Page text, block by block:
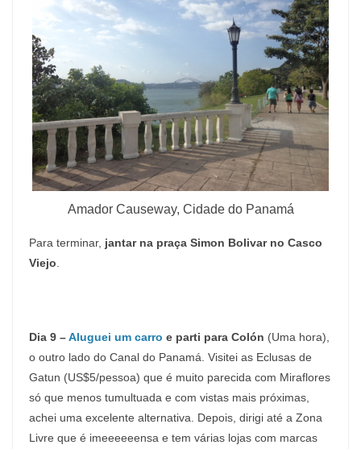
Amador Causeway, Cidade do Panamá
Para terminar, jantar na praça Simon Bolivar no Casco
Viejo
Dia 9 –Aluguei um carro e parti para Colón (Uma hora),
o outro lado do Canal do Panamá. Visitei as Eclusas de
Gatun (US$5/pessoa) que é muito parecida com Miraflores
só que menos tumultuada e com vistas mais próximas,
achei uma excelente alternativa. Depois, dirigi até a Zona
Livre que é imeeeeeensa e tem várias lojas com marcas